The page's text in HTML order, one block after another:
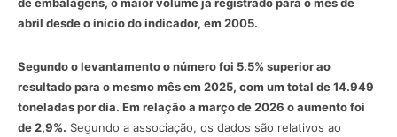
abril desde o início do indicador, em 2005.
Segundo o levantamento o número foi 5.5% superior ao
resultado para o mesmo mês em 2025, com um total de 14.949
toneladas por dia. Em relação a março de 2026 o aumento foi
de 2,9%. Segundo a associação, os dados são relativos ao